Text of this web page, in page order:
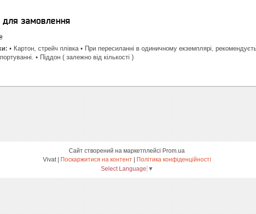
для замовлення
• Картон, стрейч плівка • При пересиланні в одиничному екземплярі,
• Піддон ( залежно від кількості )
Сайт створений на маркетплейсі Prom.ua
Поскаржитися на контент
Політика конфіденційності
Select Language ▼